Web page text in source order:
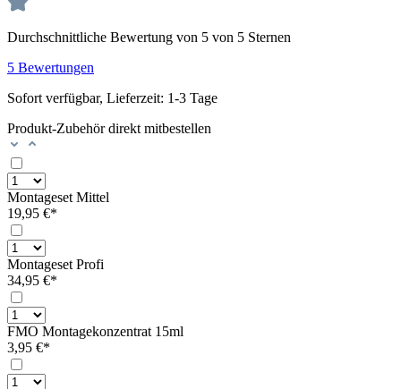
Durchschnittliche Bewertung von 5 von 5 Sternen
5 Bewertungen
Sofort verfügbar, Lieferzeit: 1-3 Tage
Produkt-Zubehör direkt mitbestellen
Montageset Mittel
19,95 €*
Montageset Profi
34,95 €*
FMO Montagekonzentrat 15ml
3,95 €*